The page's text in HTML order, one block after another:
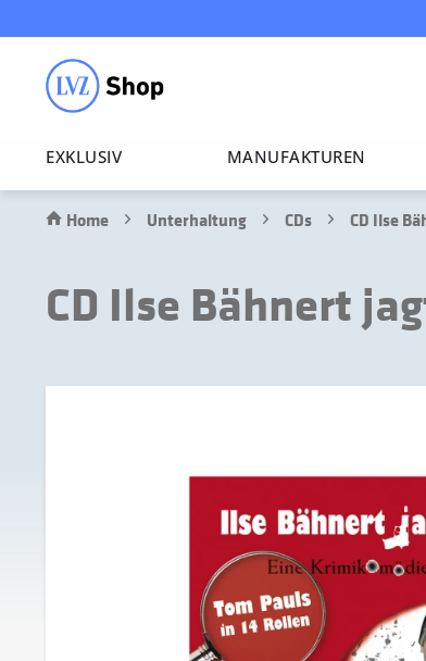
EXKLUSIV MANU­FAK­TUREN
Home Unterhaltung CDs CD Ilse
CD Ilse Bähnert